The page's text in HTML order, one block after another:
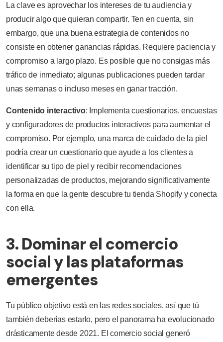
La clave es aprovechar los intereses de tu audiencia y
producir algo que quieran compartir. Ten en cuenta, sin
embargo, que una buena estrategia de contenidos no
consiste en obtener ganancias rápidas. Requiere paciencia y
compromiso a largo plazo. Es posible que no consigas más
tráfico de inmediato; algunas publicaciones pueden tardar
unas semanas o incluso meses en ganar tracción.
Contenido interactivo: Implementa cuestionarios, encuestas
y configuradores de productos interactivos para aumentar el
compromiso. Por ejemplo, una marca de cuidado de la piel
podría crear un cuestionario que ayude a los clientes a
identificar su tipo de piel y recibir recomendaciones
personalizadas de productos, mejorando significativamente
la forma en que la gente descubre tu tienda Shopify y conecta
con ella.
3. Dominar el comercio
social y las plataformas
emergentes
Tu público objetivo está en las redes sociales, así que tú
también deberías estarlo, pero el panorama ha evolucionado
drásticamente desde 2021. El comercio social generó